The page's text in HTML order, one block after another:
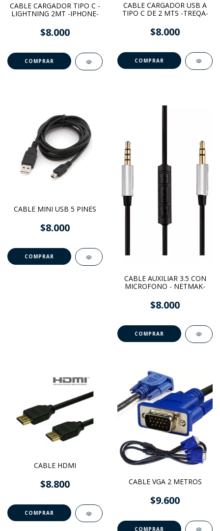
CABLE CARGADOR TIPO C -
LIGHTNING 2MT -IPHONE-
$8.000
CABLE CARGADOR USB A
TIPO C DE 2 MTS -TREQA-
$8.000
CABLE MINI USB 5 PINES
$8.000
CABLE AUXILIAR 3.5 CON
MICROFONO - NETMAK-
$8.000
CABLE HDMI
$8.800
COMPRAR
CABLE VGA 2 METROS
$9.600